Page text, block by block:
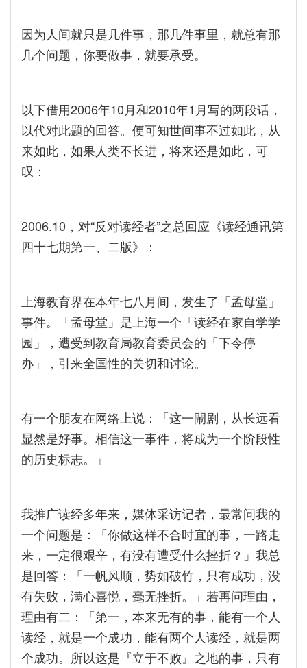
因为人间就只是几件事，那几件事里，就总有那
几个问题，你要做事，就要承受。
以下借用2006年10月和2010年1月写的两段话，
以代对此题的回答。便可知世间事不过如此，从
来如此，如果人类不长进，将来还是如此，可
叹：
2006.10，对“反对读经者”之总回应《读经通讯第
四十七期第一、二版》：
上海教育界在本年七八月间，发生了「孟母堂」
事件。「孟母堂」是上海一个「读经在家自学学
园」，遭受到教育局教育委员会的「下令停
办」，引来全国性的关切和讨论。
有一个朋友在网络上说：「这一閙剧，从长远看
显然是好事。相信这一事件，将成为一个阶段性
的历史标志。」
我推广读经多年来，媒体采访记者，最常问我的
一个问题是：「你做这样不合时宜的事，一路走
来，一定很艰辛，有没有遭受什么挫折？」我总
是回答：「一帆风顺，势如破竹，只有成功，没
有失败，满心喜悦，毫无挫折。」若再问理由，
理由有二：「第一，本来无有的事，能有一个人
读经，就是一个成功，能有两个人读经，就是两
个成功。所以这是『立于不败』之地的事，只有